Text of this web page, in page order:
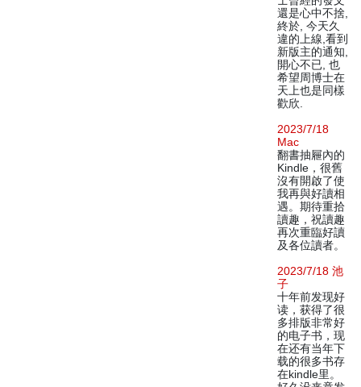
還是心中不捨,
終於, 今天久
違的上線,看到
新版主的通知,
開心不已, 也
希望周博士在
天上也是同樣
歡欣.
2023/7/18
Mac
翻書抽屜內的
Kindle，很舊
沒有開啟了使
我再與好讀相
遇。期待重拾
讀趣，祝讀趣
再次重臨好讀
及各位讀者。
2023/7/18 池
子
十年前发现好
读，获得了很
多排版非常好
的电子书，现
在还有当年下
载的很多书存
在kindle里。